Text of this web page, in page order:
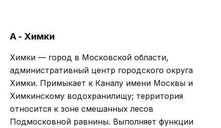
А - Химки
Химки — город в Московской области,
административный центр городского округа
Химки. Примыкает к Каналу имени Москвы и
Химкинскому водохранилищу; территория
относится к зоне смешанных лесов
Подмосковной равнины. Выполняет функции